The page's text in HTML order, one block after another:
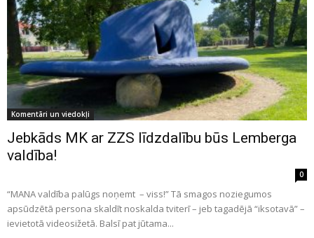
Komentāri un viedokļi
Jebkāds MK ar ZZS līdzdalību būs Lemberga
valdība!
0
“MANA valdība palūgs noņemt – viss!” Tā smagos noziegumos
apsūdzētā persona skaldīt noskalda tviterī – jeb tagadējā “iksotavā” –
ievietotā videosižetā. Balsī pat jūtama...